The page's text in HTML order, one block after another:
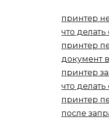
принтер
что
принтер
документ
принтер
что
принтер
после